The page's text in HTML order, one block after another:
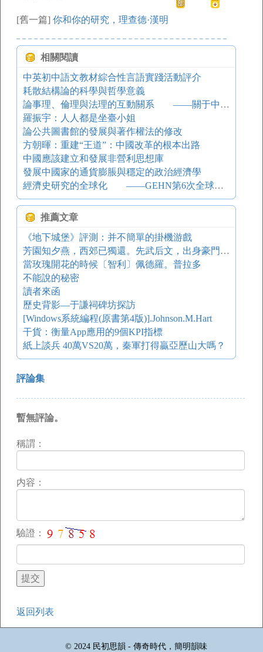
[舊一篇] 你和你的研究，理查德·漢明
相關閱讀
中英初中語文教材綜合性言語實踐活動評介
耗散結構論的科學與哲學意義
論事理、倫理與法理的互動關系 ——關于中國市場行為價值規范的研究
羅振宇：人人都是坐臺小姐
論公共圖書館的發展與著作權法的修改
方朝暉：重建“王道”：中國改革的根本出路
中國應該建立和發展非營利思想庫
發展中國家的通貨膨脹與穩定的政治經濟學
經濟史研究的全球化 ——GEHN第6次全球經濟史國際研討會評介
推薦文章
《地下城堡》評測：并不簡單的掛機游戲
芳園知夕燕，西郊已獨還。先武后文，出身豪門的種瓜太守
當玫瑰開花的時候〔智利〕佩德羅。普拉多
不能說的秘密
讀者來函
歷史背影—于謙祠碑坊探訪
[Windows系統編程(原書第4版)].Johnson.M.Hart
干貨：衡量App應用的9個KPI指標
紙上談兵 40萬VS20萬，秦軍打得贏亞歷山大嗎？
評論集
暫無評論。
稱謂：
内容：
驗證：
返回列表
© 2024 民初思韻 - 傳奇時代，簡明韻味